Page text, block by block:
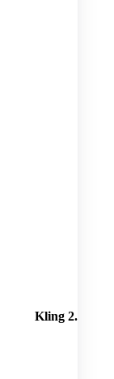
Kling 2.5